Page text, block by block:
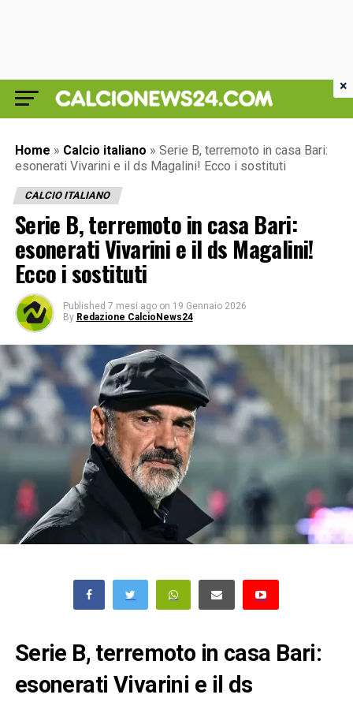
Home » Calcio italiano » Serie B, terremoto in casa Bari:
esonerati Vivarini e il ds Magalini! Ecco i sostituti
CALCIO ITALIANO
Serie B, terremoto in casa Bari:
esonerati Vivarini e il ds Magalini!
Ecco i sostituti
Published 7 mesi ago on 19 Gennaio 2026
By Redazione CalcioNews24
Serie B, terremoto in casa Bari:
esonerati Vivarini e il ds
×